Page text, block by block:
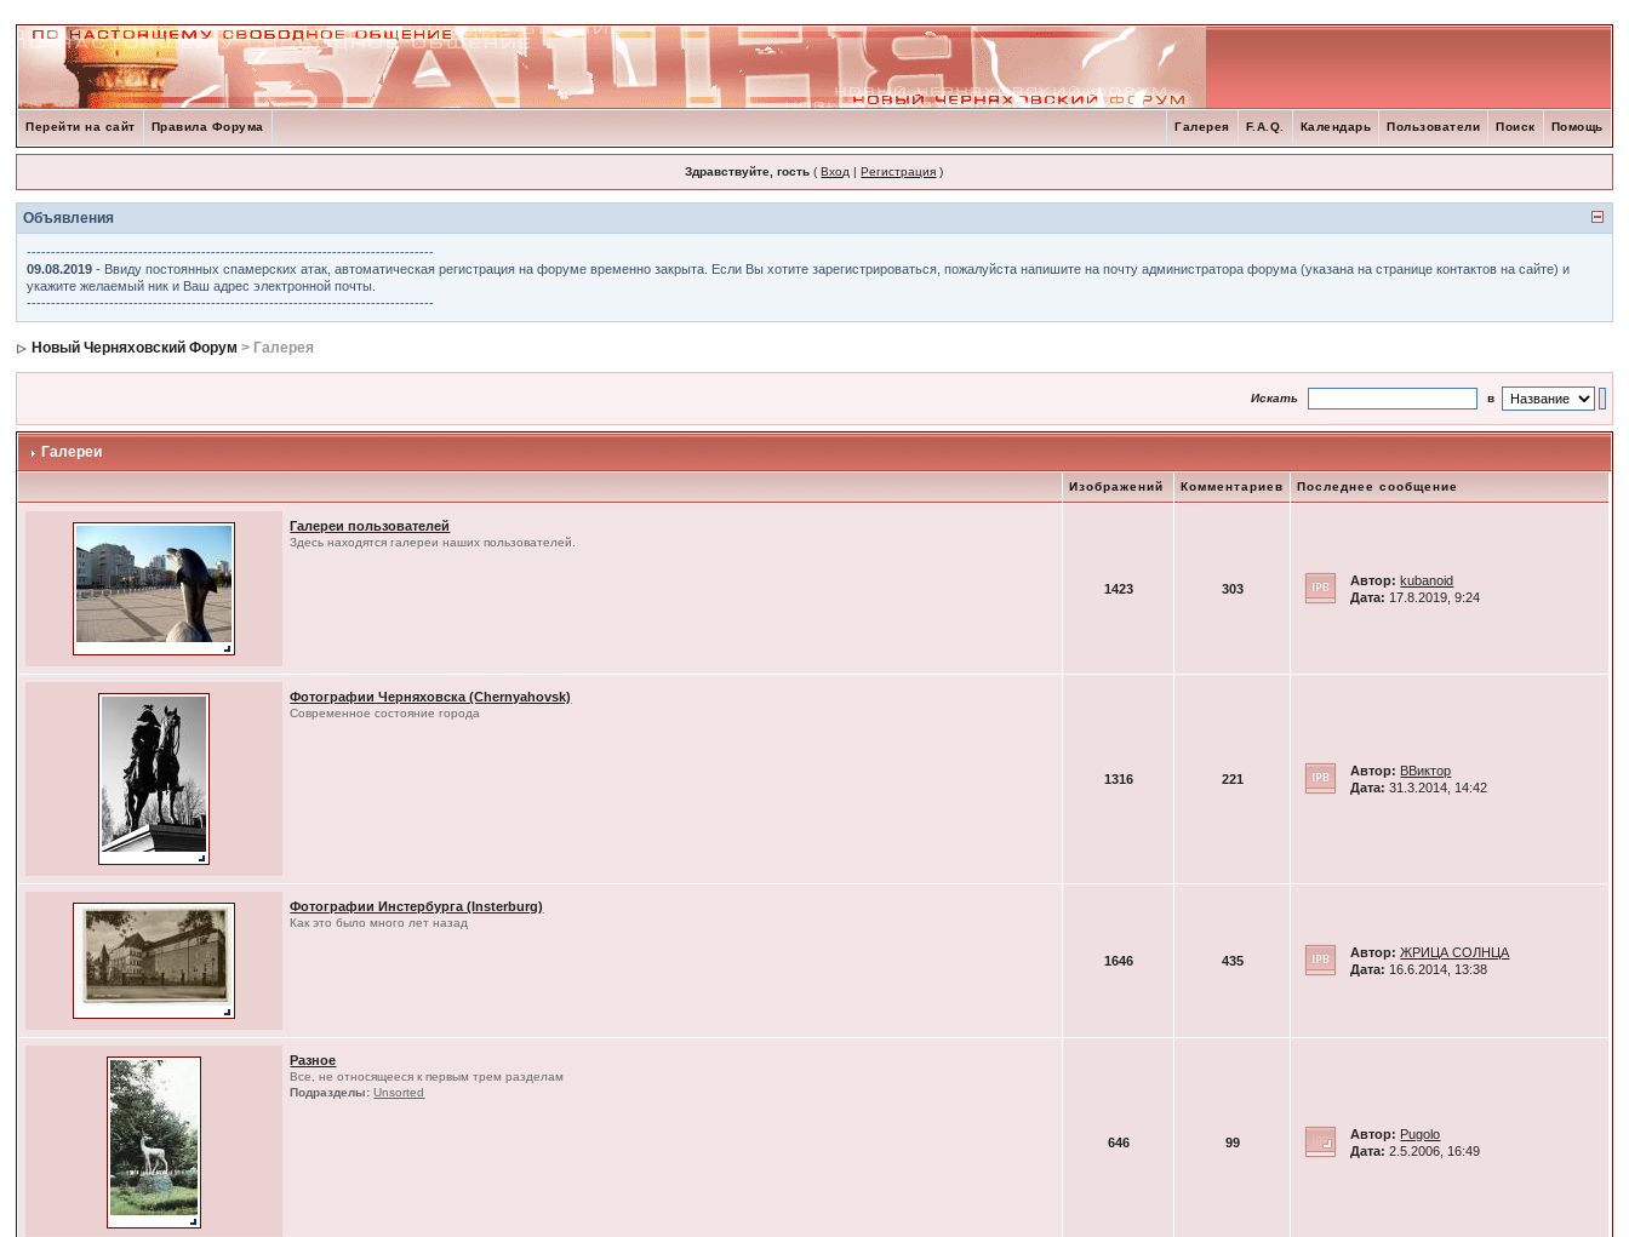
Перейти на сайт Правила Форума Помощь
Поиск
Пользователи
Календарь
F.A.Q.
Галерея
Здравствуйте, гость (Вход |Регистрация )
Объявления
------------------------------------------------------------------------------------
09.08.2019 - Ввиду постоянных спамерских атак, автоматическая регистрация на форуме временно закрыта. Если Вы хотите зарегистрироваться, пожалуйста напишите на почту администратора форума (указана на странице контактов на сайте) и
укажите желаемый ник и Ваш адрес электронной почты.
------------------------------------------------------------------------------------
Новый Черняховский Форум > Галерея
Искать в
Галереи
Изображений Комментариев Последнее сообщение
Галереи пользователей
Здесь находятся галереи наших пользователей.
1423 303
Автор: kubanoid
Дата: 17.8.2019, 9:24
Фотографии Черняховска (Chernyahovsk)
Современное состояние города
1316 221
Автор: ВВиктор
Дата: 31.3.2014, 14:42
Фотографии Инстербурга (Insterburg)
Как это было много лет назад
1646 435
Автор: ЖРИЦА СОЛНЦА
Дата: 16.6.2014, 13:38
Разное
Все, не относящееся к первым трем разделам
Подразделы: Unsorted
646 99
Автор: Pugolo
Дата: 2.5.2006, 16:49